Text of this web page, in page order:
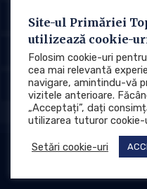
Stare civilă
Poliția locală
Protecția datelor cu caracter
Primăria Municipiului
Site-ul Primăriei
utilizează cookie-
Folosim cookie-uri
cea mai relevantă
navigare, amintindu-vă
vizitele anterioare.
„Acceptați”, dați
utilizarea tuturor cookie-
Setări cookie-uri